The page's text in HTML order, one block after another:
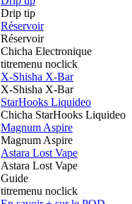
Drip tip
Réservoir
Réservoir
Chicha Electronique
titremenu noclick
X-Shisha X-Bar
X-Shisha X-Bar
StarHooks Liquideo
Chicha StarHooks Liquideo
Magnum Aspire
Magnum Aspire
Astara Lost Vape
Astara Lost Vape
Guide
titremenu noclick